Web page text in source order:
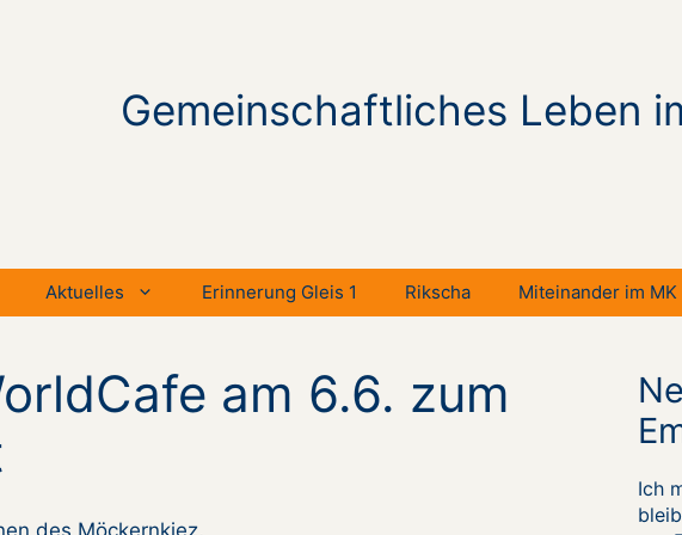
Gemeinschaftliches Leben
Aktuelles Erinnerung Gleis 1 Rikscha Miteinander im MK
am 6.6. zum
Ich